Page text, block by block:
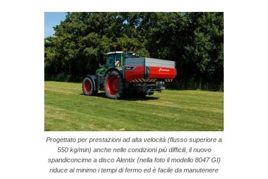
Progettato per prestazioni ad alta velocità (flusso superiore a
550 kg/min) anche nelle condizioni più difficili, il nuovo
spandiconcime a disco Alentix (nella foto il modello 8047 GI)
riduce al minimo i tempi di fermo ed è facile da manutenere